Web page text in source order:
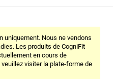
uniquement. Nous ne vendons
Les produits de CogniFit
en cours de
visiter la plate-forme de